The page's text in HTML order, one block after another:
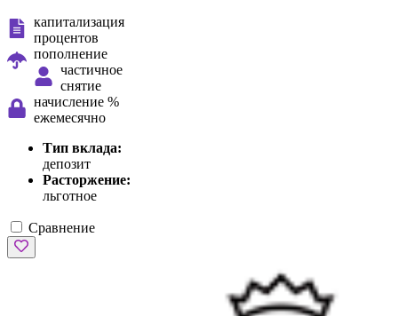
капитализация
процентов
пополнение
частичное
снятие
начисление %
ежемесячно
Тип вклада:
депозит
Расторжение:
льготное
Сравнение